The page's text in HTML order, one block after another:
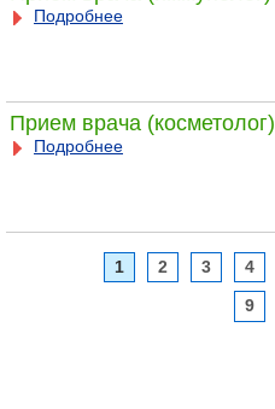
Подробнее
Прием врача (косметолог)
Подробнее
1 2 3 4
9